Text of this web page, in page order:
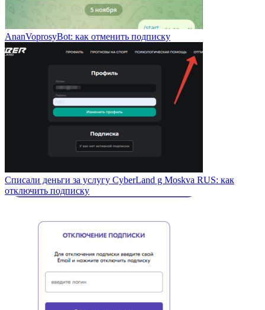
AnanVoprosyBot: как отменить подписку
Списали деньги за услугу CyberLand g Moskva RUS: как
отключить подписку